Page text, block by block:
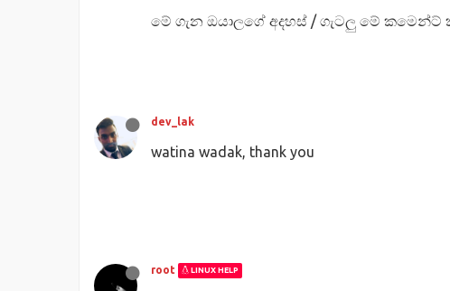
මේ ගැන ඔයාලගේ අදහස් / ගැටලු මේ
dev_lak
watina wadak, thank you
root LINUX HELP